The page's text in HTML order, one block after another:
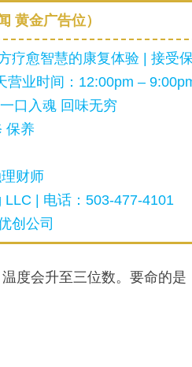
i
d
黄金广告位）
疗愈智慧的康复体验 | 接受
营业时间：12:00pm –
口入魂 回味无穷
保养
财师
| 电话：503-477-4101
创公司
度会升至三位数。要命的